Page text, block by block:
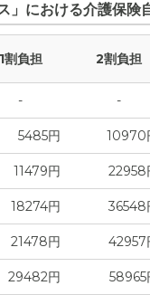
」における介護保険
1割負担 2割負担
- -
5485円 10970
11479円 22958
18274円 36548
21478円 42957
29482円 58965